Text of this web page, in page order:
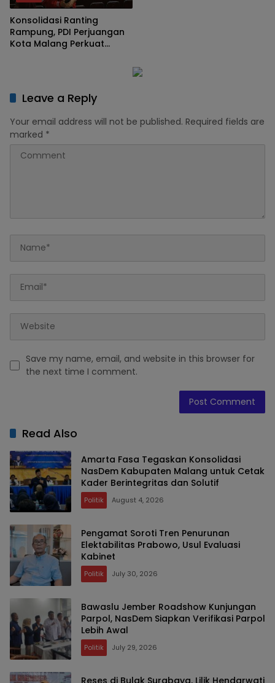
Konsolidasi Ranting
Rampung, PDI Perjuangan
Kota Malang Perkuat
Leave a Reply
Your email address will not be published. Required fields are
marked *
Save my name, email, and website in this browser for
the next time I comment.
Read Also
Amarta Fasa Tegaskan Konsolidasi
NasDem Kabupaten Malang untuk Cetak
Kader Berintegritas dan Solutif
Politik August 4, 2026
Pengamat Soroti Tren Penurunan
Elektabilitas Prabowo, Usul Evaluasi
Kabinet
Politik July 30, 2026
Bawaslu Jember Roadshow Kunjungan
Parpol, NasDem Siapkan Verifikasi Parpol
Lebih Awal
Politik July 29, 2026
Reses di Bulak Surabaya, Lilik Hendarwati